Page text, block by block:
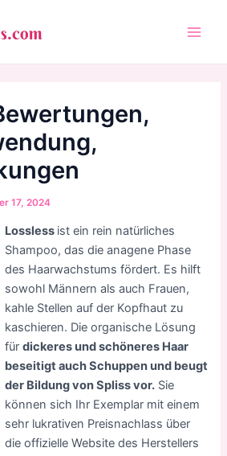
17, 2024
Lossless ist ein rein natürliches
Shampoo, das die anagene Phase
des Haarwachstums fördert. Es hilft
sowohl Männern als auch Frauen,
kahle Stellen auf der Kopfhaut zu
kaschieren. Die organische Lösung
fürdickeres und schöneres Haar
beseitigt auch Schuppen und beugt
der Bildung von Spliss vor. Sie
können sich Ihr Exemplar mit einem
sehr lukrativen Preisnachlass über
die offizielle Website des Herstellers